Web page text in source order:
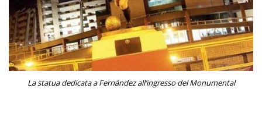
La statua dedicata a Fernández all’ingresso del Monumental